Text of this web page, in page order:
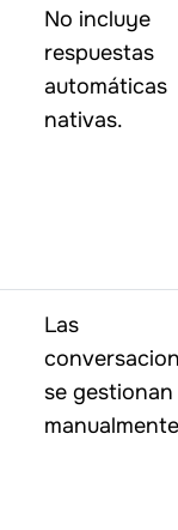
No incluye
respuestas
automáticas
nativas.
Las
se gestionan